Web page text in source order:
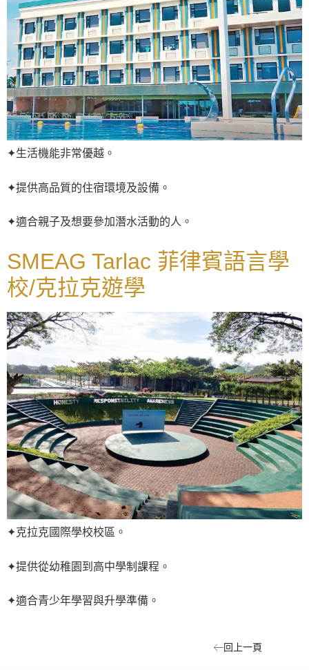
✦生活機能非常優越。
✦提供高品質的住宿環境及設備。
✦適合親子及想要參加潛水活動的人。
SMEAG Tarlac 菲律賓語言學
校/克拉克遊學
✦克拉克國際學校校區。
✦提供從幼稚園到高中學制課程。
✦適合青少年學習與升學準備。
回上一頁